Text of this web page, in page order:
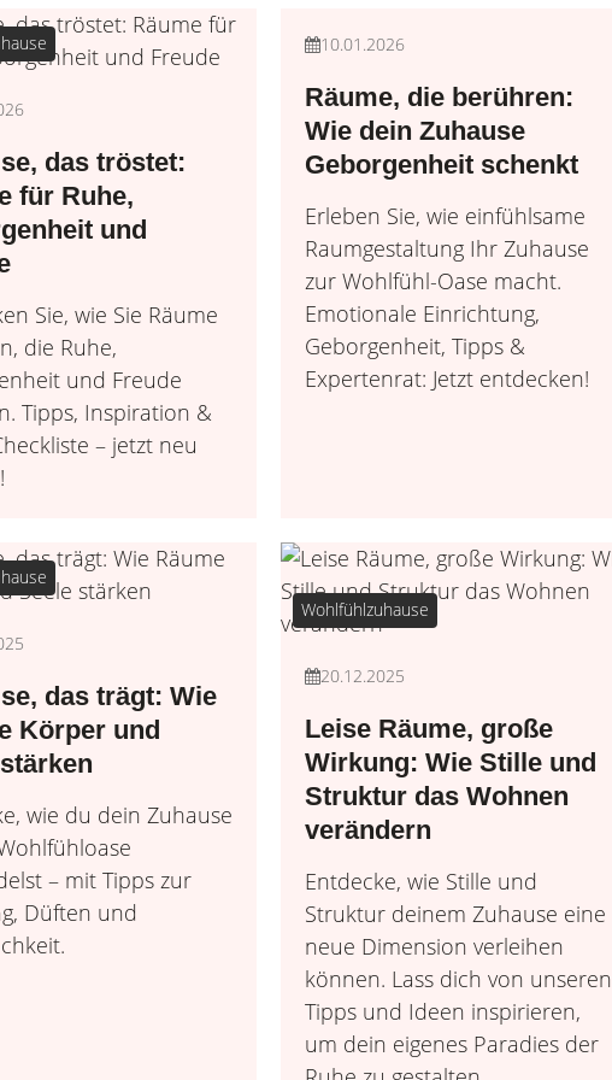
das tröstet:
für Ruhe,
und
Sie, wie Sie Räume
die Ruhe,
und Freude
Tipps, Inspiration &
– jetzt neu
10.01.2026
Räume, die berühren:
Wie dein Zuhause
Geborgenheit schenkt
Erleben Sie, wie einfühlsame
Raumgestaltung Ihr Zuhause
zur Wohlfühl-Oase macht.
Emotionale Einrichtung,
Geborgenheit, Tipps &
Expertenrat: Jetzt entdecken!
das trägt: Wie
Körper und
wie du dein Zuhause
– mit Tipps zur
Düften und
Wohlfühlzuhause
20.12.2025
Leise Räume, große
Wirkung: Wie Stille und
Struktur das Wohnen
verändern
Entdecke, wie Stille und
Struktur deinem Zuhause eine
neue Dimension verleihen
können. Lass dich von unseren
Tipps und Ideen inspirieren,
um dein eigenes Paradies der